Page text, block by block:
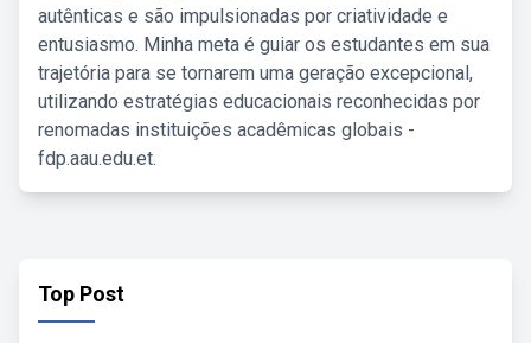
autênticas e são impulsionadas por criatividade e
entusiasmo. Minha meta é guiar os estudantes em sua
trajetória para se tornarem uma geração excepcional,
utilizando estratégias educacionais reconhecidas por
renomadas instituições acadêmicas globais -
fdp.aau.edu.et.
Top Post